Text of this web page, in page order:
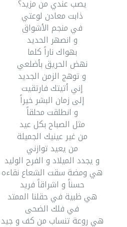
يصب عندي من مزيد؟
ذابت معادن لوعتي
في منجم الأشواق
و انصهر الحديد
بهواك ناراً كلما
نهض الحريق بأضلعي
و توهج الزمن الجديد
إني أتيتك فارتقيت
إلى زمان البشر خيراً
و انطلقت محلقاً
مثل الصباح بكل عيد
من غير عينيك الجميلة
من يعيد توازني
و يجدد الميلاد و الفرح الوليد
هي ومضة سقت الشعاع نقاءه
حسناً و اشراقاً فريد
هي ظبية في حقلنا الممتد
في فلك الضحى
هي روعة تنساب من كف و جيد